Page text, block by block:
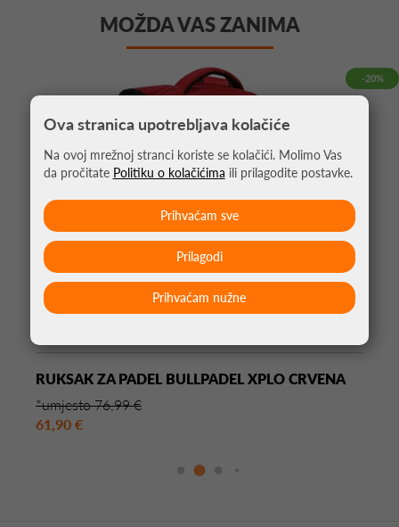
MOŽDA VAS ZANIMA
-20%
RUKSAK ZA PADEL BULLPADEL XPLO CRVENA
*umjesto 76,99 €
61,90 €
Ova stranica upotrebljava kolačiće
Na ovoj mrežnoj stranci koriste se kolačići. Molimo Vas
da pročitate Politiku o kolačićima ili prilagodite postavke.
Prihvaćam nužne
Prilagodi
Prihvaćam sve